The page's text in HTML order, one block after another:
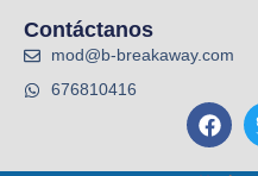
Contáctanos
mod@b-breakaway.com
676810416